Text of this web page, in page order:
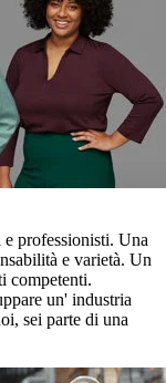
professionisti. Una
e varietà. Un
competenti.
un' industria
sei parte di una